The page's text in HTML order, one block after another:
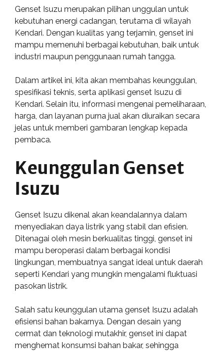
Genset Isuzu merupakan pilihan unggulan untuk
kebutuhan energi cadangan, terutama di wilayah
Kendari. Dengan kualitas yang terjamin, genset ini
mampu memenuhi berbagai kebutuhan, baik untuk
industri maupun penggunaan rumah tangga.
Dalam artikel ini, kita akan membahas keunggulan,
spesifikasi teknis, serta aplikasi genset Isuzu di
Kendari. Selain itu, informasi mengenai pemeliharaan,
harga, dan layanan purna jual akan diuraikan secara
jelas untuk memberi gambaran lengkap kepada
pembaca.
Keunggulan Genset
Isuzu
Genset Isuzu dikenal akan keandalannya dalam
menyediakan daya listrik yang stabil dan efisien.
Ditenagai oleh mesin berkualitas tinggi, genset ini
mampu beroperasi dalam berbagai kondisi
lingkungan, membuatnya sangat ideal untuk daerah
seperti Kendari yang mungkin mengalami fluktuasi
pasokan listrik.
Salah satu keunggulan utama genset Isuzu adalah
efisiensi bahan bakarnya. Dengan desain yang
cermat dan teknologi mutakhir, genset ini dapat
menghemat konsumsi bahan bakar, sehingga